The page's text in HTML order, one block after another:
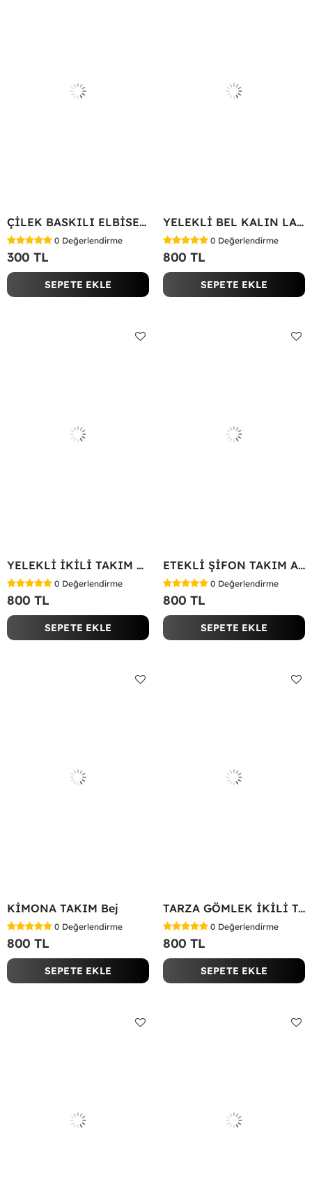
ÇİLEK BASKILI ELBİSE Bej
0 Değerlendirme
300 TL
SEPETE EKLE
YELEKLİ BEL KALIN LASTİK İKİLİ TAKIM Bej
0 Değerlendirme
800 TL
SEPETE EKLE
YELEKLİ İKİLİ TAKIM Bej
0 Değerlendirme
800 TL
SEPETE EKLE
ETEKLİ ŞİFON TAKIM Acı Kahve
0 Değerlendirme
800 TL
SEPETE EKLE
KİMONA TAKIM Bej
0 Değerlendirme
800 TL
SEPETE EKLE
TARZA GÖMLEK İKİLİ TAKIM KOT KUMAŞ Mavi
0 Değerlendirme
800 TL
SEPETE EKLE